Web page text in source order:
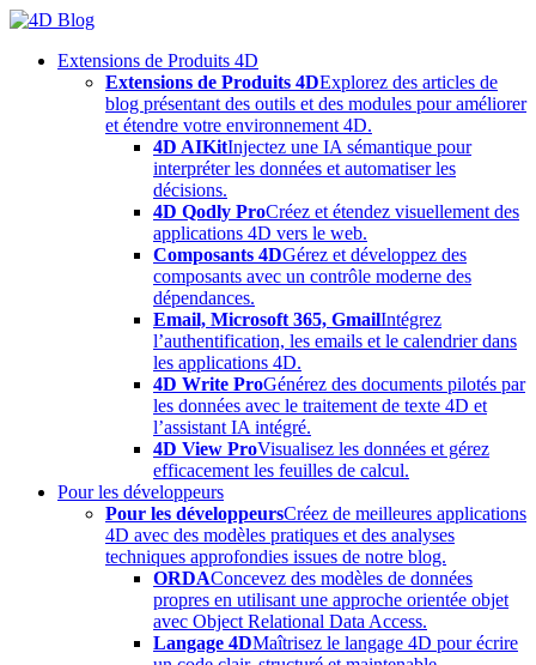
Skip
contentExtensions de Produits 4D
Extensions de Produits 4DExplorez des articles de
blog présentant des outils et des modules pour améliorer
et étendre votre environnement 4D.
4D AIKitInjectez une IA sémantique pour
interpréter les données et automatiser les
décisions.
4D Qodly ProCréez et étendez visuellement des
applications 4D vers le web.
Composants 4DGérez et développez des
composants avec un contrôle moderne des
dépendances.
Email, Microsoft 365, GmailIntégrez
l’authentification, les emails et le calendrier dans
les applications 4D.
4D Write ProGénérez des documents pilotés par
les données avec le traitement de texte 4D et
l’assistant IA intégré.
4D View ProVisualisez les données et gérez
efficacement les feuilles de calcul.
Pour les développeurs
Pour les développeursCréez de meilleures applications
4D avec des modèles pratiques et des analyses
techniques approfondies issues de notre blog.
ORDAConcevez des modèles de données
propres en utilisant une approche orientée objet
avec Object Relational Data Access.
Langage 4DMaîtrisez le langage 4D pour écrire